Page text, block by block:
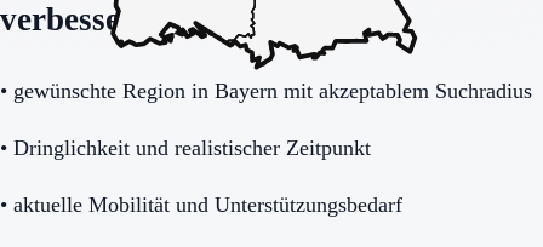
verbessern
• gewünschte Region in Bayern mit akzeptablem Suchradius
• Dringlichkeit und realistischer Zeitpunkt
• aktuelle Mobilität und Unterstützungsbedarf